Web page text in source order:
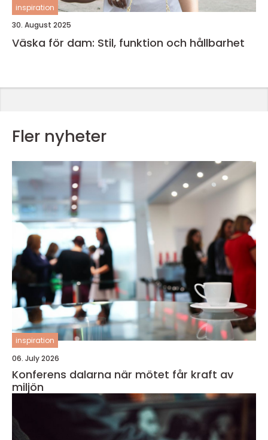
inspiration
30. August 2025
Väska för dam: Stil, funktion och hållbarhet
Fler nyheter
inspiration
06. July 2026
Konferens dalarna när mötet får kraft av
miljön